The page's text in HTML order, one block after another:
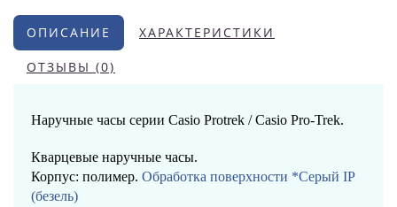
ОПИСАНИЕ ХАРАКТЕРИСТИКИ
ОТЗЫВЫ (0)
Наручные часы серии Casio Protrek / Casio Pro-Trek.
Кварцевые наручные часы.
Корпус: полимер. Обработка поверхности *Серый IP
(безель)